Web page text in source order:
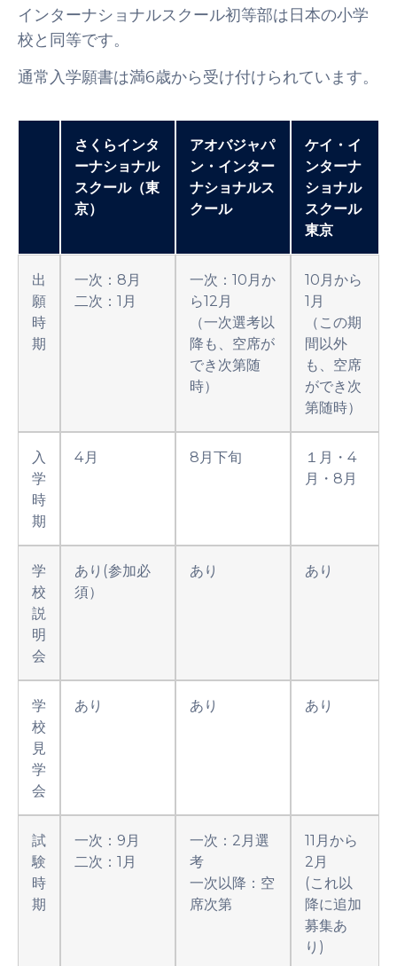
インターナショナルスクール初等部は日本の小学
校と同等です。
通常入学願書は満6歳から受け付けられています。
さくらインタ
ーナショナル
スクール（東
京）
アオバジャパ
ン・インター
ナショナルス
クール
ケイ・イ
ンターナ
ショナル
スクール
東京
出
願
時
期
一次：8月
二次：1月
一次：10月か
ら12月
（一次選考以
降も、空席が
でき次第随
時）
10月から
1月
（この期
間以外
も、空席
ができ次
第随時）
入
学
時
期
4月 8月下旬
１月・4
月・8月
学
校
説
明
会
あり(参加必
須）
あり あり
学
校
見
学
会
あり あり あり
試
験
時
期
一次：9月
二次：1月
一次：2月選
考
一次以降：空
席次第
11月から
2月
(これ以
降に追加
募集あ
り)